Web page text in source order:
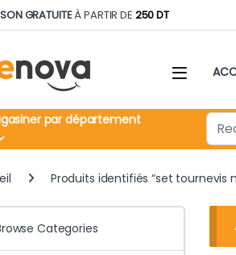
GRATUITEÀ PARTIR DE 250 DT
par département
Produits identifiés “set tournevis
Categories